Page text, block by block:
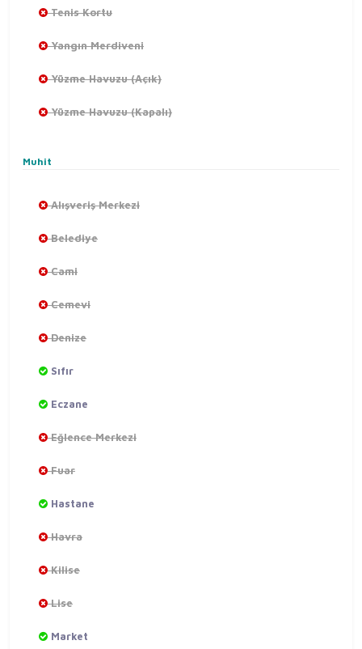
Tenis Kortu
Yangın Merdiveni
Yüzme Havuzu (Açık)
Yüzme Havuzu (Kapalı)
Muhit
Alışveriş Merkezi
Belediye
Cami
Cemevi
Denize
Sıfır
Eczane
Eğlence Merkezi
Fuar
Hastane
Havra
Kilise
Lise
Market